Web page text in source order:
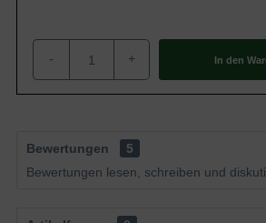
- + In den
Bewertungen
5
Bewertungen lesen, schreiben und